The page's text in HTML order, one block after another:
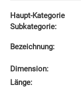
Haupt-Kategorie
Subkategorie:
Bezeichnung:
Dimension:
Länge: